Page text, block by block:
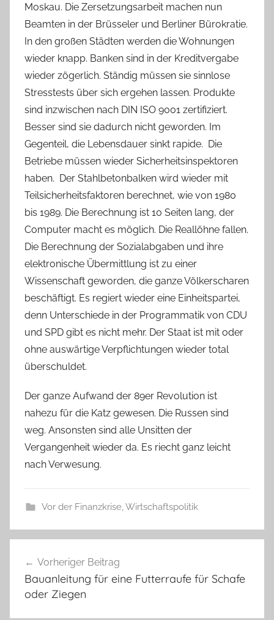
Moskau. Die Zersetzungsarbeit machen nun
Beamten in der Brüsseler und Berliner Bürokratie.
In den großen Städten werden die Wohnungen
wieder knapp. Banken sind in der Kreditvergabe
wieder zögerlich. Ständig müssen sie sinnlose
Stresstests über sich ergehen lassen. Produkte
sind inzwischen nach DIN ISO 9001 zertifiziert.
Besser sind sie dadurch nicht geworden. Im
Gegenteil, die Lebensdauer sinkt rapide. Die
Betriebe müssen wieder Sicherheitsinspektoren
haben. Der Stahlbetonbalken wird wieder mit
Teilsicherheitsfaktoren berechnet, wie von 1980
bis 1989. Die Berechnung ist 10 Seiten lang, der
Computer macht es möglich. Die Reallöhne fallen.
Die Berechnung der Sozialabgaben und ihre
elektronische Übermittlung ist zu einer
Wissenschaft geworden, die ganze Völkerscharen
beschäftigt. Es regiert wieder eine Einheitspartei,
denn Unterschiede in der Programmatik von CDU
und SPD gibt es nicht mehr. Der Staat ist mit oder
ohne auswärtige Verpflichtungen wieder total
überschuldet.
Der ganze Aufwand der 89er Revolution ist
nahezu für die Katz gewesen. Die Russen sind
weg. Ansonsten sind alle Unsitten der
Vergangenheit wieder da. Es riecht ganz leicht
nach Verwesung.
Vor der Finanzkrise,Wirtschaftspolitik
Vorheriger Beitrag
Bauanleitung für eine Futterraufe für Schafe
oder Ziegen